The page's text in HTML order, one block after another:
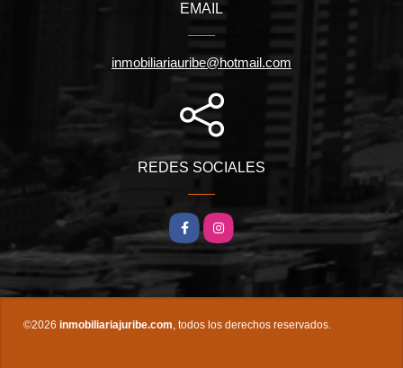
EMAIL
inmobiliariauribe@hotmail.com
REDES SOCIALES
FacebookInstagram
©2026 inmobiliariajuribe.com, todos los derechos reservados.